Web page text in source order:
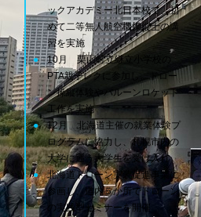
ックアカデミー北日本校で、初
めて二等無人航空機操縦士の講
習を実施
10月 栗山町立継立小学校の
PTA親子レクに参加し、ドロー
ン操縦体験やバルーンロケット
工作を実施
12月 北海道主催の就業体験プ
ログラムに協力し、札幌市内の
大学に通う大学生を受け入れ
北海道ドローン実装促進事業に
参画し、道内５か所でドローン
の実践型セミナーを開催